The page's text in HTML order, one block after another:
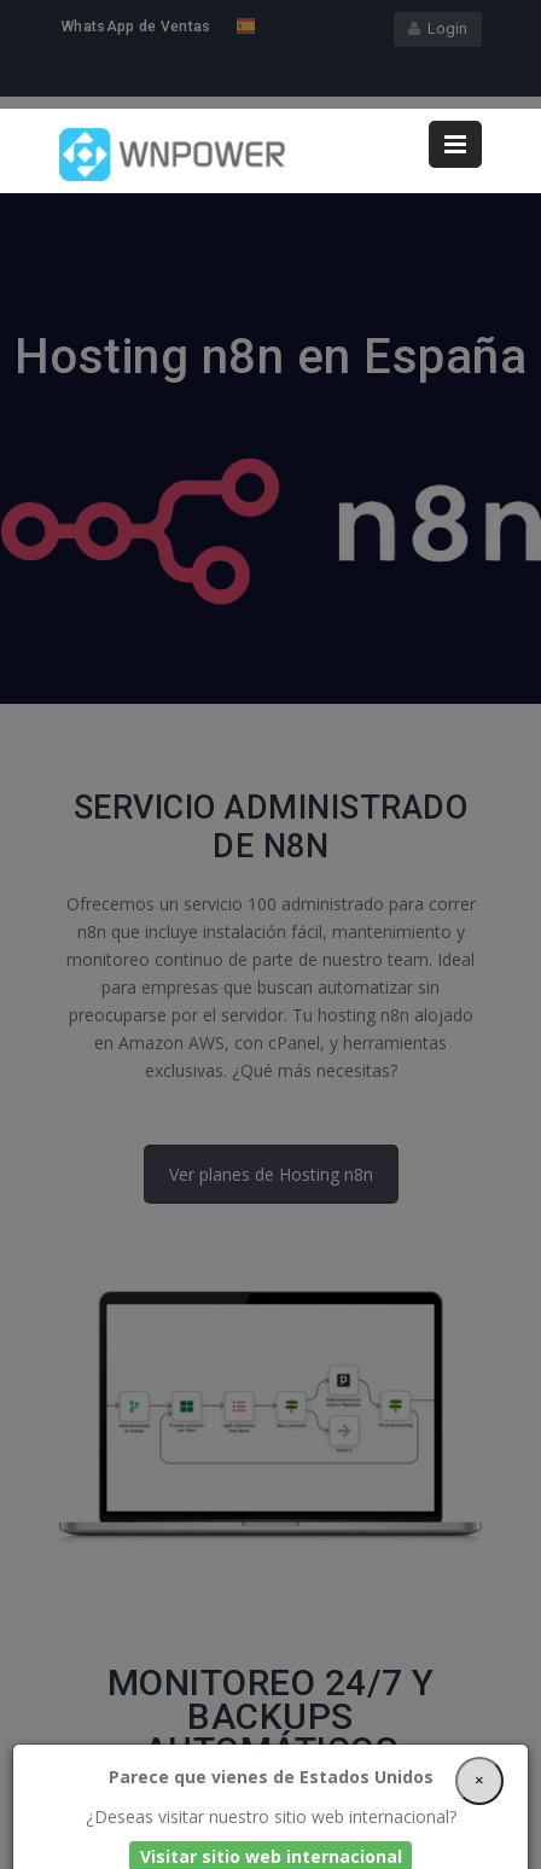
Login
WhatsApp de Ventas
Hosting n8n en España
SERVICIO ADMINISTRADO
DE N8N
Ofrecemos un servicio 100 administrado para correr
n8n que incluye instalación fácil, mantenimiento y
monitoreo continuo de parte de nuestro team. Ideal
para empresas que buscan automatizar sin
preocuparse por el servidor. Tu hosting n8n alojado
en Amazon AWS, con cPanel, y herramientas
exclusivas. ¿Qué más necesitas?
Ver planes de Hosting n8n
MONITOREO 24/7 Y
BACKUPS
AUTOMÁTICOS
Tu hosting n8n cuidado por expertos y monitoreado
permanentemente. Además hacemos copias de
Parece que vienes de Estados Unidos
¿Deseas visitar nuestro sitio web internacional?
Visitar sitio web internacional
×